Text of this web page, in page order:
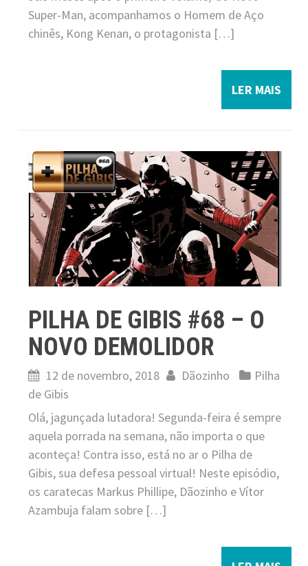
Super-Man, acompanhamos o Homem de Aço
chinês, Kong Kenan, o protagonista […]
LER MAIS
PILHA DE GIBIS #68 – O
NOVO DEMOLIDOR
12 de novembro, 2018 Dãozinho
Pilha
de Gibis
Olá, jagunçada lutadora! Segunda-feira é sempre
aquela porrada na semana, não importa o que
aconteça! Contra isso, está no ar o Pilha de
Gibis, sua defesa pessoal virtual! Neste episódio,
os caratecas Markus Phillipe, Dãozinho e Vítor
Azambuja falam sobre […]